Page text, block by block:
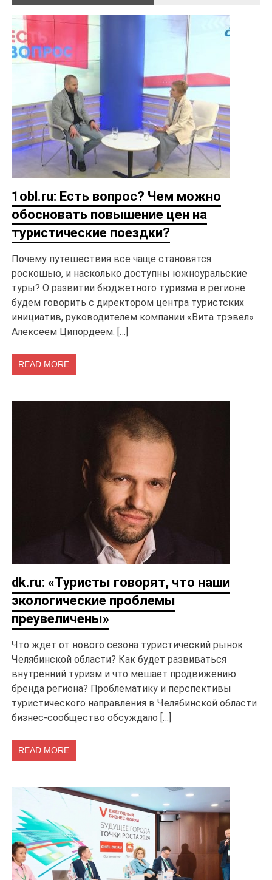
1obl.ru: Есть вопрос? Чем можно
обосновать повышение цен на
туристические поездки?
Почему путешествия все чаще становятся
роскошью, и насколько доступны южноуральские
туры? О развитии бюджетного туризма в регионе
будем говорить с директором центра туристских
инициатив, руководителем компании «Вита трэвел»
Алексеем Ципордеем. […]
READ MORE
dk.ru: «Туристы говорят, что наши
экологические проблемы
преувеличены»
Что ждет от нового сезона туристический рынок
Челябинской области? Как будет развиваться
внутренний туризм и что мешает продвижению
бренда региона? Проблематику и перспективы
туристического направления в Челябинской области
бизнес-сообщество обсуждало […]
READ MORE